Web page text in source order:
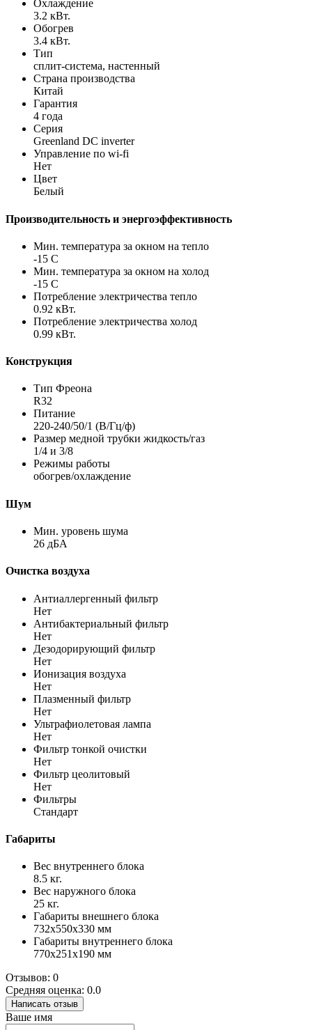
Охлаждение
3.2 кВт.
Обогрев
3.4 кВт.
Тип
сплит-система, настенный
Страна производства
Китай
Гарантия
4 года
Серия
Greenland DC inverter
Управление по wi-fi
Нет
Цвет
Белый
Производительность и энергоэффективность
Мин. температура за окном на тепло
-15 С
Мин. температура за окном на холод
-15 С
Потребление электричества тепло
0.92 кВт.
Потребление электричества холод
0.99 кВт.
Конструкция
Тип Фреона
R32
Питание
220-240/50/1 (В/Гц/ф)
Размер медной трубки жидкость/газ
1/4 и 3/8
Режимы работы
обогрев/охлаждение
Шум
Мин. уровень шума
26 дБА
Очистка воздуха
Антиаллергенный фильтр
Нет
Антибактериальный фильтр
Нет
Дезодорирующий фильтр
Нет
Ионизация воздуха
Нет
Плазменный фильтр
Нет
Ультрафиолетовая лампа
Нет
Фильтр тонкой очистки
Нет
Фильтр цеолитовый
Нет
Фильтры
Стандарт
Габариты
Вес внутреннего блока
8.5 кг.
Вес наружного блока
25 кг.
Габариты внешнего блока
732x550x330 мм
Габариты внутреннего блока
770x251x190 мм
Отзывов: 0
Средняя оценка: 0.0
Написать отзыв
Ваше имя